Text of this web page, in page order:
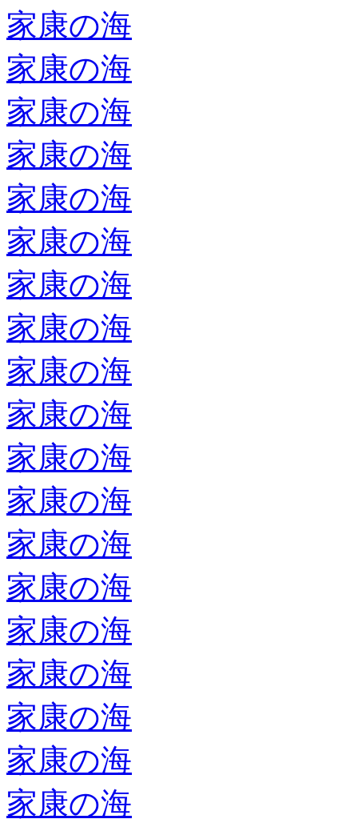
家康の海
家康の海
家康の海
家康の海
家康の海
家康の海
家康の海
家康の海
家康の海
家康の海
家康の海
家康の海
家康の海
家康の海
家康の海
家康の海
家康の海
家康の海
家康の海